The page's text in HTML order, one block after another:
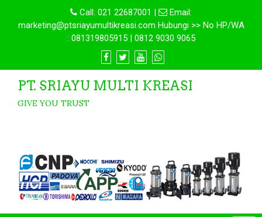
Call: 021 22687001 |
Email:
marketing@ptsriayumultikreasi.com Hubungi >> No HP/WA
: 081319805915 | 0812 9030 9065
PT. SRIAYU MULTI KREASI
GIVE YOU TRUST